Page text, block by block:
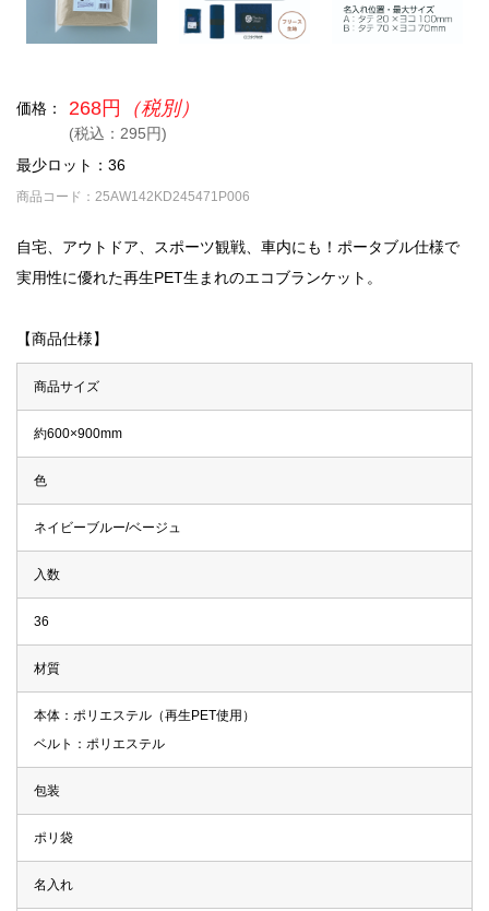
価格： 268円 （税別）
(税込：295円)
最少ロット：36
商品コード：25AW142KD245471P006
自宅、アウトドア、スポーツ観戦、車内にも！ポータブル仕様で
実用性に優れた再生PET生まれのエコブランケット。
【商品仕様】
商品サイズ
約600×900mm
色
ネイビーブルー/ベージュ
入数
36
材質
本体：ポリエステル（再生PET使用）
ベルト：ポリエステル
包装
ポリ袋
名入れ